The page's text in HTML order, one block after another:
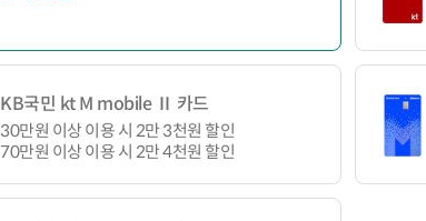
KB국민 kt M mobile Ⅱ 카드
30만원 이상 이용 시 2만 3천원 할인
70만원 이상 이용 시 2만 4천원 할인